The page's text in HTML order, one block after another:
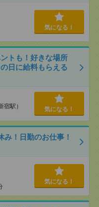
気になる！
トも！好きな場所
日に給料もらえる
駅） 気になる！
！日勤のお仕事！
気になる！